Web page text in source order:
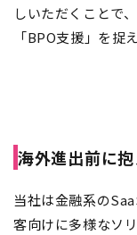
しいただくことで
「BPO支援」を捉
海外進出前に
当社は金融系の
客向けに多様なソ